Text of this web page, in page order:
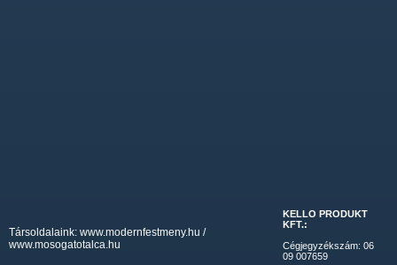
Társoldalaink: www.modernfestmeny.hu /
www.mosogatotalca.hu
KELLO PRODUKT
KFT.:
Cégjegyzékszám: 06
09 007659